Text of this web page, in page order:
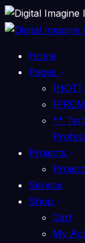
Home
Pages
[HOT]
**
Projects
Service
Shop
Cart
My